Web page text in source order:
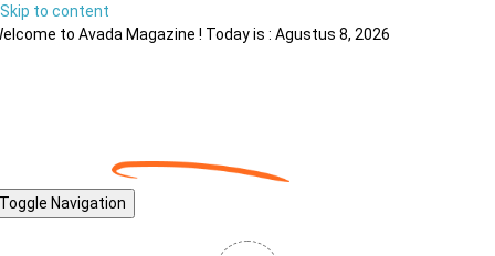
Skip to content
to Avada Magazine ! Today is : Agustus 8, 2026
Toggle Navigation